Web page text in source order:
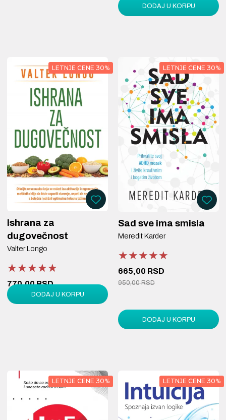
DODAJ U KORPU
LETNJE CENE 30%
Ishrana za
dugovečnost
Valter Longo
★★★★★
★★★★★
★★★★★
770,00 RSD
1.100,00 RSDDODAJ U KORPU
LETNJE CENE 30%
Sad sve ima smisla
Meredit Karder
★★★★★
★★★★★
★★★★★
665,00 RSD
950,00 RSD
DODAJ U KORPU
LETNJE CENE 30% LETNJE CENE 30%